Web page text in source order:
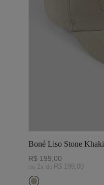
Boné Liso Stone Khaki
R$ 199,00
ou 1x de R$ 199, 00